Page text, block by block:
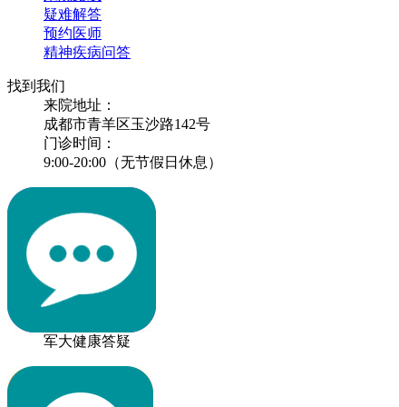
疑难解答
预约医师
精神疾病问答
找到我们
来院地址：
成都市青羊区玉沙路142号
门诊时间：
9:00-20:00（无节假日休息）
军大健康答疑